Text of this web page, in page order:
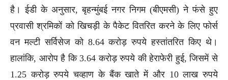
है। ईडी के अनुसार, बृहन्मुंबई नगर निगम (बीएमसी) ने फंसे हुए
प्रवासी श्रमिकों को खिचड़ी के पैकेट वितरित करने के लिए फोर्स
वन मल्टी सर्विसेज को 8.64 करोड़ रुपये हस्तांतरित किए थे।
हालांकि, आरोप है कि 3.64 करोड़ रुपये की हेराफेरी हुई, जिसमें से
1.25 करोड़ रुपये चव्हाण के बैंक खाते में और 10 लाख रुपये